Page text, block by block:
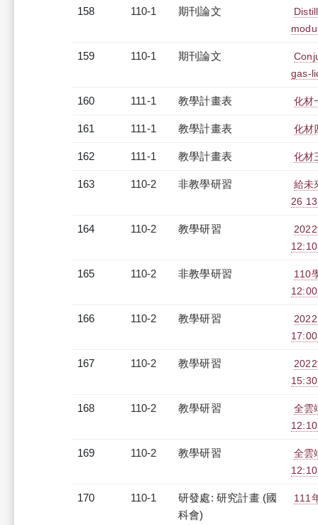
158 110-1 期刊論文
159 110-1 期刊論文
gas-
160 111-1 教學計畫表 化材
161 111-1 教學計畫表 化材
162 111-1 教學計畫表 化材
163 110-2 非教學研習
給未
26
164 110-2 教學研習
165 110-2 非教學研習
110
166 110-2 教學研習
167 110-2 教學研習
168 110-2 教學研習
全雲
169 110-2 教學研習
全雲
170 110-1
研發處: 研究計畫 (國
科會)
111